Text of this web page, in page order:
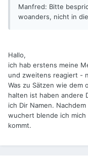
Manfred: Bitte
woanders, nicht in
Hallo,
ich hab erstens meine
und zweitens reagiert -
Was zu Sätzen wie dem
halten ist haben andere
ich Dir Namen.
wuchert blende ich
kommt.